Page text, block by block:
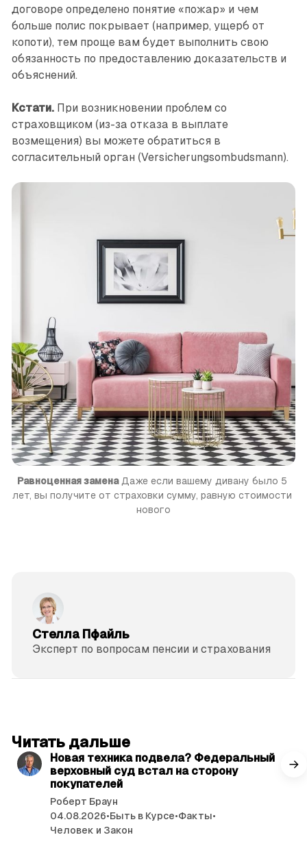
договоре определено понятие «пожар» и чем
больше полис покрывает (например, ущерб от
копоти), тем проще вам будет выполнить свою
обязанность по предоставлению доказательств и
объяснений.
Кстати.При возникновении проблем со
страховщиком (из-за отказа в выплате
возмещения) вы можете обратиться в
согласительный орган (Versicherungsombudsmann).
Равноценная замена Даже если вашему дивану было 5
лет, вы получите от страховки сумму, равную стоимости
нового
Стелла Пфайль
Эксперт по вопросам пенсии и страхования
Читать дальше
Новая техника подвела? Федеральный
верховный суд встал на сторону
покупателей
Роберт Браун
04.08.2026•Быть в Курсе•Факты•
Человек и Закон